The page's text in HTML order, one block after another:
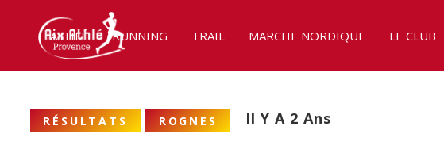
ATHLÉ RUNNING TRAIL MARCHE NORDIQUE LE CLUB
RÉSULTATS ROGNES Il Y A 2 Ans